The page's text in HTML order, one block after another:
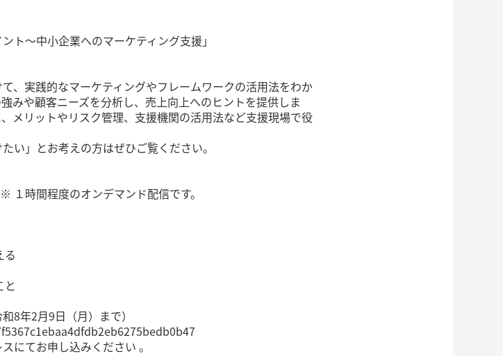
ト～中小企業へのマーケティング支援」
、実践的なマーケティングやフレームワークの活用法をわか
みや顧客ニーズを分析し、売上向上へのヒントを提供しま
メリットやリスク管理、支援機関の活用法など支援現場で役
い」とお考えの方はぜひご覧ください。
１時間程度のオンデマンド配信です。
る
と
8年2月9日（月）まで）
にてお申し込みください 。